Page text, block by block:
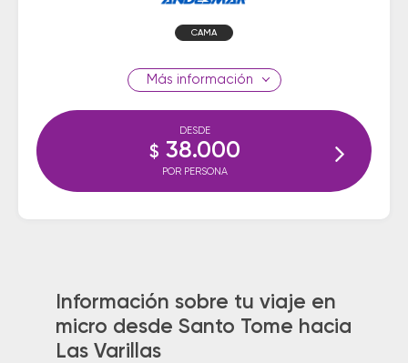
CAMA
información
DESDE
$ 38.000
POR PERSONA
Información sobre tu viaje en
micro desde Santo Tome hacia
Las Varillas